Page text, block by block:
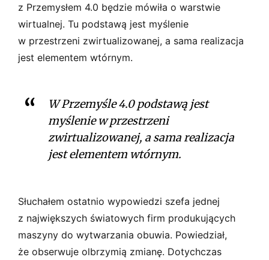
z Przemysłem 4.0 będzie mówiła o warstwie
wirtualnej. Tu podstawą jest myślenie
w przestrzeni zwirtualizowanej, a sama realizacja
jest elementem wtórnym.
W Przemyśle 4.0 podstawą jest
myślenie w przestrzeni
zwirtualizowanej, a sama realizacja
jest elementem wtórnym.
Słuchałem ostatnio wypowiedzi szefa jednej
z największych światowych firm produkujących
maszyny do wytwarzania obuwia. Powiedział,
że obserwuje olbrzymią zmianę. Dotychczas